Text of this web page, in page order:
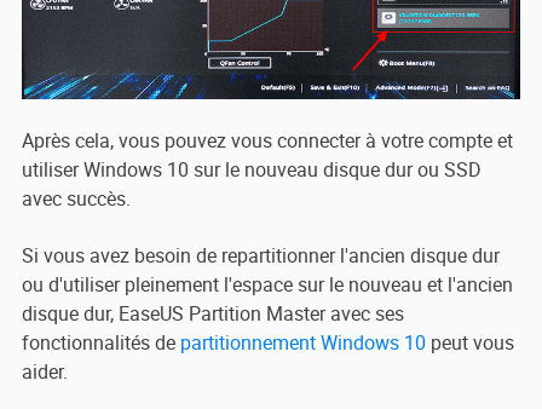
Après cela, vous pouvez vous connecter à votre compte et
utiliser Windows 10 sur le nouveau disque dur ou SSD
avec succès.
Si vous avez besoin de repartitionner l'ancien disque dur
ou d'utiliser pleinement l'espace sur le nouveau et l'ancien
disque dur, EaseUS Partition Master avec ses
fonctionnalités de partitionnement Windows 10 peut vous
aider.